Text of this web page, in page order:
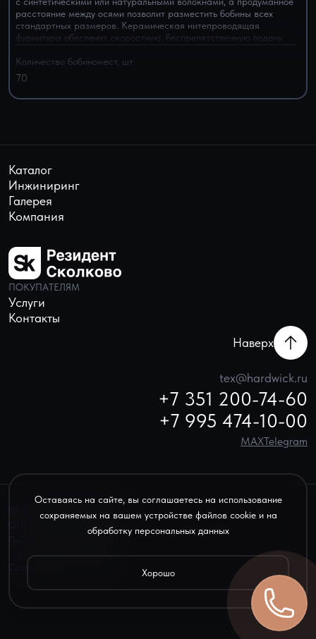
расстояние между осями позволит разместить бобины всех
стандартных размеров. Керамическая нитепроводящая
фурнитура обеспечит скоростную, беспрепятственную подачу
Количество бобиномест, шт
70
Каталог
Инжиниринг
Галерея
Компания
ПОКУПАТЕЛЯМ
Услуги
Контакты
Наверх
tex@hardwick.ru
+7 351 200-74-60
+7 995 474-10-00
MAXTelegram
ОГРН: 1156658032970
Оставаясь на сайте, вы соглашаетесь на использование
сохраняемых на вашем устройстве файлов cookie и на
обработку персональных данных
Хорошо